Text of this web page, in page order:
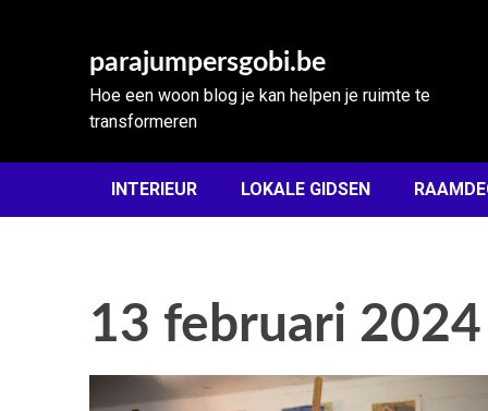
parajumpersgobi.be
Hoe een woon blog je kan helpen je ruimte te
transformeren
INTERIEUR LOKALE GIDSEN
13 februari 2024